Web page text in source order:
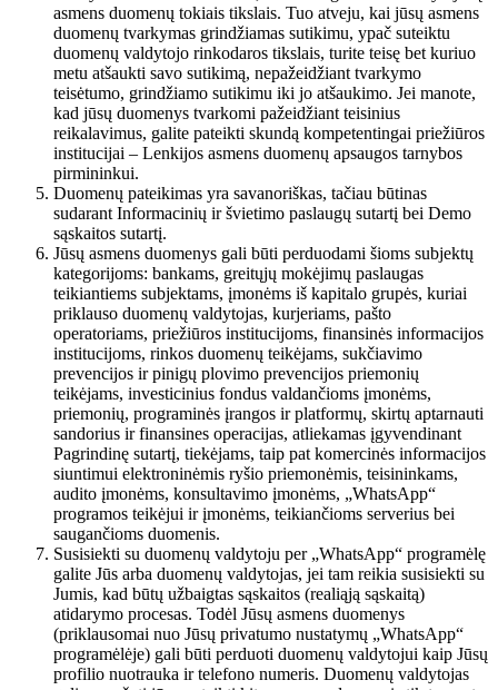
asmens duomenų tokiais tikslais. Tuo atveju, kai jūsų asmens
duomenų tvarkymas grindžiamas sutikimu, ypač suteiktu
duomenų valdytojo rinkodaros tikslais, turite teisę bet kuriuo
metu atšaukti savo sutikimą, nepažeidžiant tvarkymo
teisėtumo, grindžiamo sutikimu iki jo atšaukimo. Jei manote,
kad jūsų duomenys tvarkomi pažeidžiant teisinius
reikalavimus, galite pateikti skundą kompetentingai priežiūros
institucijai – Lenkijos asmens duomenų apsaugos tarnybos
pirmininkui.
Duomenų pateikimas yra savanoriškas, tačiau būtinas
sudarant Informacinių ir švietimo paslaugų sutartį bei Demo
sąskaitos sutartį.
Jūsų asmens duomenys gali būti perduodami šioms subjektų
kategorijoms: bankams, greitųjų mokėjimų paslaugas
teikiantiems subjektams, įmonėms iš kapitalo grupės, kuriai
priklauso duomenų valdytojas, kurjeriams, pašto
operatoriams, priežiūros institucijoms, finansinės informacijos
institucijoms, rinkos duomenų teikėjams, sukčiavimo
prevencijos ir pinigų plovimo prevencijos priemonių
teikėjams, investicinius fondus valdančioms įmonėms,
priemonių, programinės įrangos ir platformų, skirtų aptarnauti
sandorius ir finansines operacijas, atliekamas įgyvendinant
Pagrindinę sutartį, tiekėjams, taip pat komercinės informacijos
siuntimui elektroninėmis ryšio priemonėmis, teisininkams,
audito įmonėms, konsultavimo įmonėms, „WhatsApp“
programos teikėjui ir įmonėms, teikiančioms serverius bei
saugančioms duomenis.
Susisiekti su duomenų valdytoju per „WhatsApp“ programėlę
galite Jūs arba duomenų valdytojas, jei tam reikia susisiekti su
Jumis, kad būtų užbaigtas sąskaitos (realiąją sąskaitą)
atidarymo procesas. Todėl Jūsų asmens duomenys
(priklausomai nuo Jūsų privatumo nustatymų „WhatsApp“
programėlėje) gali būti perduoti duomenų valdytojui kaip Jūsų
profilio nuotrauka ir telefono numeris. Duomenų valdytojas